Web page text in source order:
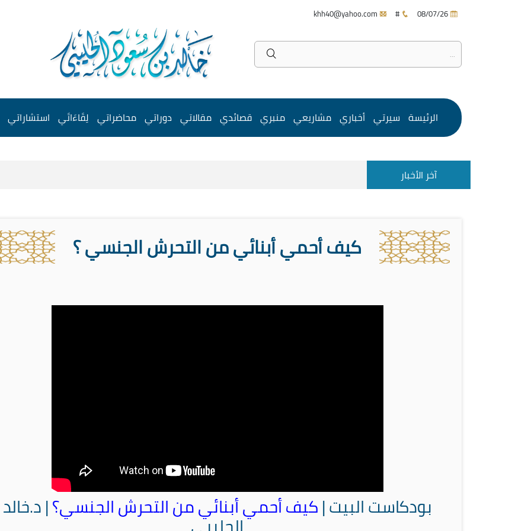
#
الرئيسة سيرتي أخباري مشاريعي منبري قصائدي مقالاتي دوراتي محاضراتي لِقَاءَاتَي استشاراتي
آخر الأخبار
كيف أحمي أبنائي من التحرش الجنسي ؟
بودكاست البيت |كيف أحمي أبنائي من التحرش الجنسي؟| د.خالد